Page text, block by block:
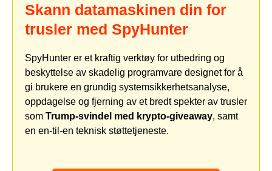
Skann datamaskinen din for
trusler med SpyHunter
SpyHunter er et kraftig verktøy for utbedring og
beskyttelse av skadelig programvare designet for å
gi brukere en grundig systemsikkerhetsanalyse,
oppdagelse og fjerning av et bredt spekter av trusler
som Trump-svindel med krypto-giveaway, samt
en en-til-en teknisk støttetjeneste.